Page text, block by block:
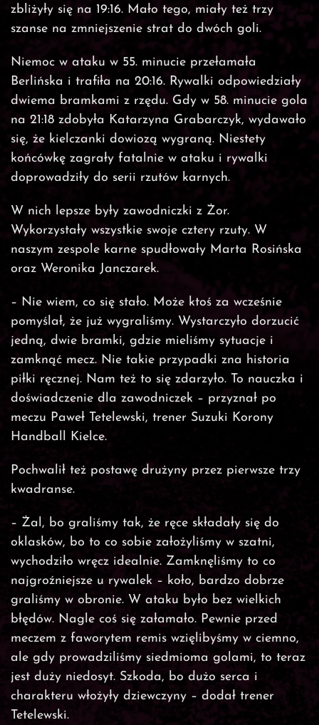
zbliżyły się na 19:16. Mało tego, miały też trzy
szanse na zmniejszenie strat do dwóch goli.
Niemoc w ataku w 55. minucie przełamała
Berlińska i trafiła na 20:16. Rywalki odpowiedziały
dwiema bramkami z rzędu. Gdy w 58. minucie gola
na 21:18 zdobyła Katarzyna Grabarczyk, wydawało
się, że kielczanki dowiozą wygraną. Niestety
końcówkę zagrały fatalnie w ataku i rywalki
doprowadziły do serii rzutów karnych.
W nich lepsze były zawodniczki z Żor.
Wykorzystały wszystkie swoje cztery rzuty. W
naszym zespole karne spudłowały Marta Rosińska
oraz Weronika Janczarek.
– Nie wiem, co się stało. Może ktoś za wcześnie
pomyślał, że już wygraliśmy. Wystarczyło dorzucić
jedną, dwie bramki, gdzie mieliśmy sytuacje i
zamknąć mecz. Nie takie przypadki zna historia
piłki ręcznej. Nam też to się zdarzyło. To nauczka i
doświadczenie dla zawodniczek – przyznał po
meczu Paweł Tetelewski, trener Suzuki Korony
Handball Kielce.
Pochwalił też postawę drużyny przez pierwsze trzy
kwadranse.
– Żal, bo graliśmy tak, że ręce składały się do
oklasków, bo to co sobie założyliśmy w szatni,
wychodziło wręcz idealnie. Zamknęliśmy to co
najgroźniejsze u rywalek – koło, bardzo dobrze
graliśmy w obronie. W ataku było bez wielkich
błędów. Nagle coś się załamało. Pewnie przed
meczem z faworytem remis wzięlibyśmy w ciemno,
ale gdy prowadziliśmy siedmioma golami, to teraz
jest duży niedosyt. Szkoda, bo dużo serca i
charakteru włożyły dziewczyny – dodał trener
Tetelewski.